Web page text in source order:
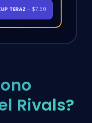
TERAZ - $7.50
Rivals?